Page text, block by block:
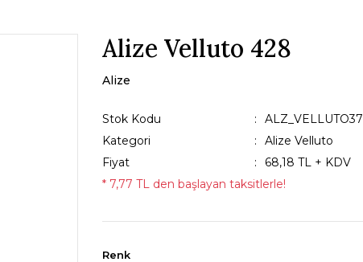
Alize Velluto 428
Alize
Stok Kodu
ALZ_VELLUTO37
Kategori
Alize Velluto
Fiyat
68,18 TL + KDV
* 7,77 TL den başlayan taksitlerle!
Renk